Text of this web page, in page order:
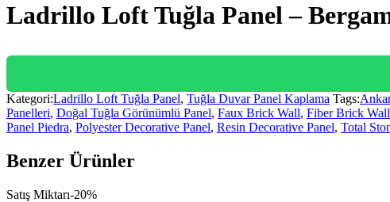
Ladrillo Loft Tuğla Panel –
Kategori:Ladrillo Loft Tuğla Panel, Tuğla Duvar Panel Kaplama Tags:
Panelleri, Doğal Tuğla Görünümlü Panel, Faux Brick Wall, Fiber Brick
Panel Piedra, Polyester Decorative Panel, Resin Decorative Panel, Total
Benzer Ürünler
Satış Miktarı-20%